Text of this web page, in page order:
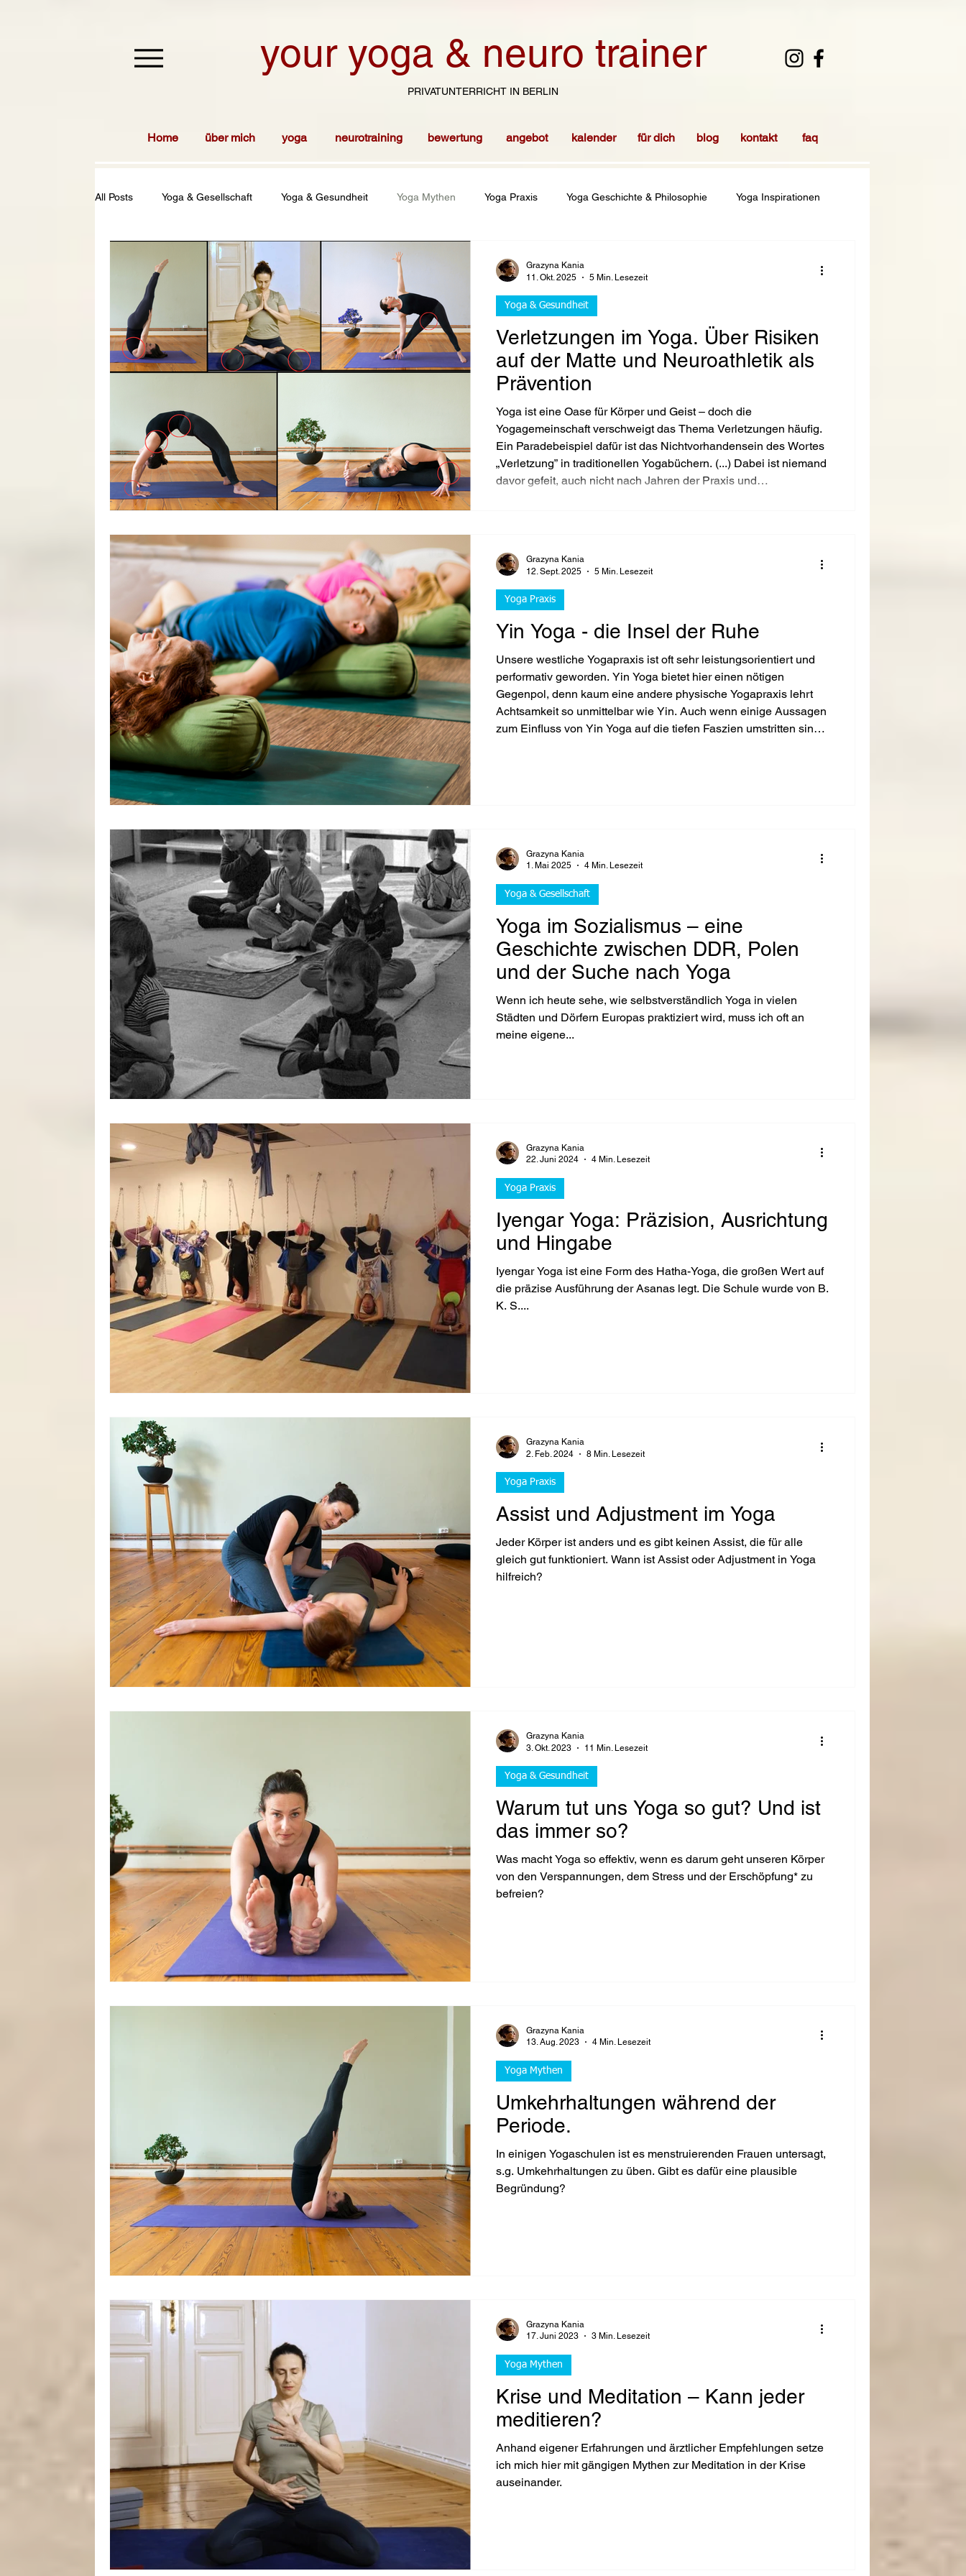
your yoga & neuro trainer
PRIVATUNTERRICHT IN BERLIN
Home über mich yoga neurotraining bewertung angebot kalender für dich blog kontakt faq
All Posts Yoga & Gesellschaft Yoga & Gesundheit Yoga Mythen Yoga Praxis Yoga Geschichte & Philosophie Yoga Inspirationen
Verletzungen im Yoga. Über Risiken
auf der Matte und Neuroathletik als
Prävention
Yoga ist eine Oase für Körper und Geist – doch die
Yogagemeinschaft verschweigt das Thema Verletzungen häufig.
Ein Paradebeispiel dafür ist das Nichtvorhandensein des Wortes
„Verletzung” in traditionellen Yogabüchern. (...) Dabei ist niemand
davor gefeit, auch nicht nach Jahren der Praxis und
Yoga & Gesundheit
Grazyna Kania
11. Okt. 2025
5 Min. Lesezeit
Yin Yoga - die Insel der Ruhe
Unsere westliche Yogapraxis ist oft sehr leistungsorientiert und
performativ geworden. Yin Yoga bietet hier einen nötigen
Gegenpol, denn kaum eine andere physische Yogapraxis lehrt
Achtsamkeit so unmittelbar wie Yin. Auch wenn einige Aussagen
zum Einfluss von Yin Yoga auf die tiefen Faszien umstritten sind,
Yoga Praxis
Grazyna Kania
12. Sept. 2025
5 Min. Lesezeit
Yoga im Sozialismus – eine
Geschichte zwischen DDR, Polen
und der Suche nach Yoga
Wenn ich heute sehe, wie selbstverständlich Yoga in vielen
Städten und Dörfern Europas praktiziert wird, muss ich oft an
meine eigene...
Yoga & Gesellschaft
Grazyna Kania
1. Mai 2025
4 Min. Lesezeit
Iyengar Yoga: Präzision, Ausrichtung
und Hingabe
Iyengar Yoga ist eine Form des Hatha-Yoga, die großen Wert auf
die präzise Ausführung der Asanas legt. Die Schule wurde von B.
K. S....
Yoga Praxis
Grazyna Kania
22. Juni 2024
4 Min. Lesezeit
Assist und Adjustment im Yoga
Jeder Körper ist anders und es gibt keinen Assist, die für alle
gleich gut funktioniert. Wann ist Assist oder Adjustment in Yoga
hilfreich?
Yoga Praxis
Grazyna Kania
2. Feb. 2024
8 Min. Lesezeit
Warum tut uns Yoga so gut? Und ist
das immer so?
Was macht Yoga so effektiv, wenn es darum geht unseren Körper
von den Verspannungen, dem Stress und der Erschöpfung* zu
befreien?
Yoga & Gesundheit
Grazyna Kania
3. Okt. 2023
11 Min. Lesezeit
Umkehrhaltungen während der
Periode.
In einigen Yogaschulen ist es menstruierenden Frauen untersagt,
s.g. Umkehrhaltungen zu üben. Gibt es dafür eine plausible
Begründung?
Yoga Mythen
Grazyna Kania
13. Aug. 2023
4 Min. Lesezeit
Krise und Meditation – Kann jeder
meditieren?
Anhand eigener Erfahrungen und ärztlicher Empfehlungen setze
ich mich hier mit gängigen Mythen zur Meditation in der Krise
auseinander.
Yoga Mythen
Grazyna Kania
17. Juni 2023
3 Min. Lesezeit